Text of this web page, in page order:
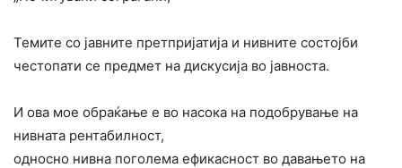
Темите со јавните претпријатија и нивните состојби
честопати се предмет на дискусија во јавноста.
И ова мое обраќање е во насока на подобрување на
нивната рентабилност,
односно нивна поголема ефикасност во давањето на